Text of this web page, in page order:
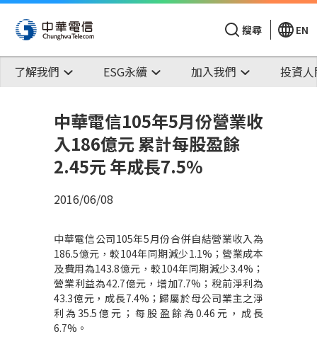
搜尋 EN
了解我們 ESG永續 加入我們 投資
中華電信105年5月份營業收
入186億元 累計每股盈餘
2.45元 年成長7.5%
2016/06/08
中華電信公司105年5月份合併自結營業收入為
186.5億元，較104年同期減少1.1%；營業成本
及費用為143.8億元，較104年同期減少3.4%；
營業利益為42.7億元，增加7.7%；稅前淨利為
43.3億元，成長7.4%；歸屬於母公司業主之淨
利為35.5億元；每股盈餘為0.46元，成長
6.7%。